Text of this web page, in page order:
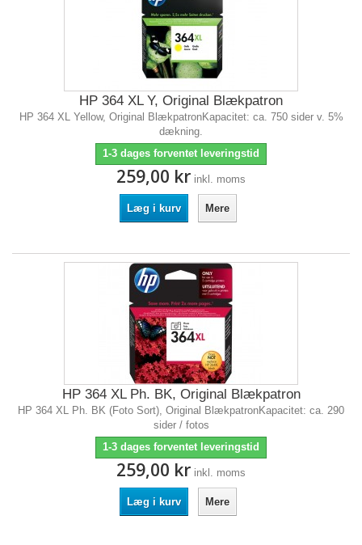
HP 364 XL Y, Original Blækpatron
HP 364 XL Yellow, Original BlækpatronKapacitet: ca. 750 sider v. 5%
dækning.
1-3 dages forventet leveringstid
259,00 kr inkl. moms
Læg i kurv Mere
HP 364 XL Ph. BK, Original Blækpatron
HP 364 XL Ph. BK (Foto Sort), Original BlækpatronKapacitet: ca. 290
sider / fotos
1-3 dages forventet leveringstid
259,00 kr inkl. moms
Læg i kurv Mere